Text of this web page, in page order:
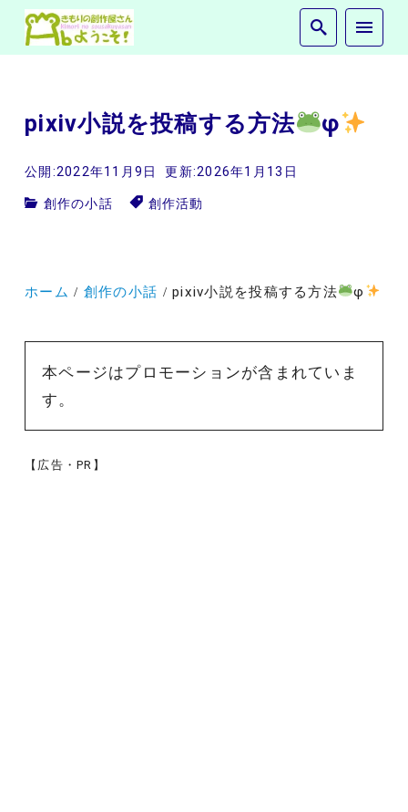
pixiv小説を投稿する方法 φ
公開:2022年11月9日 更新:2026年1月13日
創作の小話 創作活動
ホーム 創作の小話 pixiv小説を投稿する方法 φ
本ページはプロモーションが含まれていま
す。
【広告・PR】